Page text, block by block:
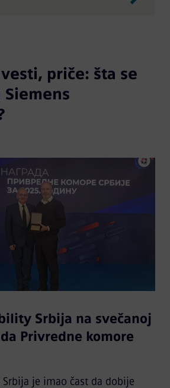
priče: šta se
Siemens
Srbija na svečanoj
Privredne komore
je imao čast da dobije